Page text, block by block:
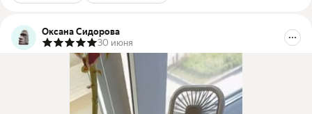
Оксана Сидорова
30 июня